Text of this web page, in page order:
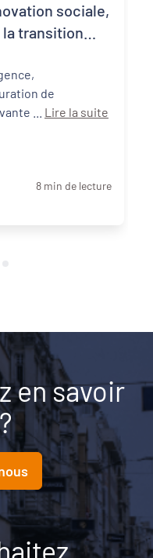
sociale,
transition
de
Lire la suite
8 min de lecture
en savoir